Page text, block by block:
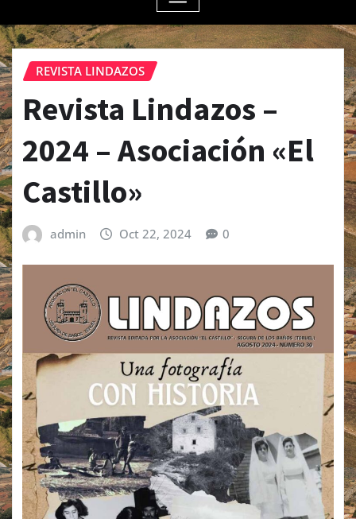
REVISTA LINDAZOS
Revista Lindazos –
2024 – Asociación «El
Castillo»
admin Oct 22, 2024 0